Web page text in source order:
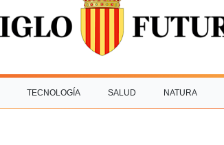
TECNOLOGÍA SALUD NATURA